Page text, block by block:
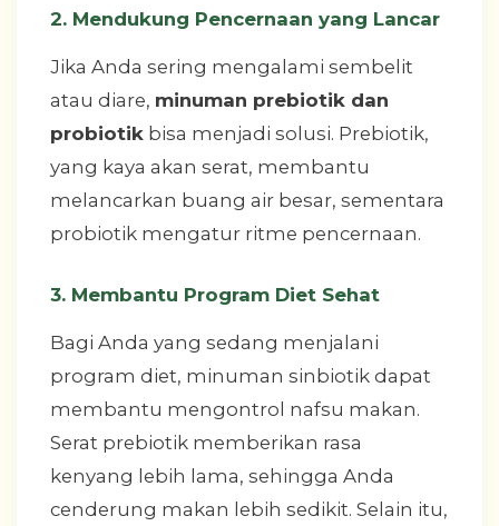
2. Mendukung Pencernaan yang Lancar
Jika Anda sering mengalami sembelit
atau diare, minuman prebiotik dan
probiotik bisa menjadi solusi. Prebiotik,
yang kaya akan serat, membantu
melancarkan buang air besar, sementara
probiotik mengatur ritme pencernaan.
3. Membantu Program Diet Sehat
Bagi Anda yang sedang menjalani
program diet, minuman sinbiotik dapat
membantu mengontrol nafsu makan.
Serat prebiotik memberikan rasa
kenyang lebih lama, sehingga Anda
cenderung makan lebih sedikit. Selain itu,